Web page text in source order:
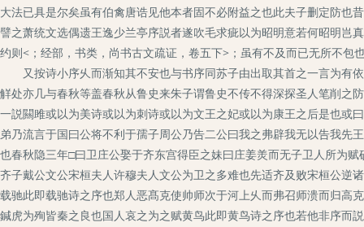
大法已具是尔矣虽有伯禽唐诰见他本者固不必附益之也此夫子删定防
譬之萧统文选偶遗王逸少兰亭序説者遂吹毛求疵以为昭明意若何昭明岂
约则<；经部，书类，尚书古文疏证，卷五下>；虽有不及而已无所不包
又按诗小序乆而渐知其不安也与书序同苏子由出取其首之一言为有
觧处亦几与春秋等盖春秋从鲁史来朱子谓鲁史不传不得深探圣人笔削之
一説闗雎或以为美诗或以为刺诗或以为文王之妃或以为康王之后是也或
弟乃流言于国曰公将不利于孺子周公乃告二公曰我之弗辟我无以告我
也春秋隐三年□曰卫庄公娶于齐东宫得臣之妹曰庄姜羙而无子卫人所为
齐子戴公文公宋桓夫人许穆夫人文公为卫之多难也先适齐及败宋桓公逆
载驰此即载驰诗之序也郑人恶髙克使帅师次于河上乆而弗召师溃而归高
鍼虎为殉皆秦之良也国人哀之为之赋黄鸟此即黄鸟诗之序也若他非序而